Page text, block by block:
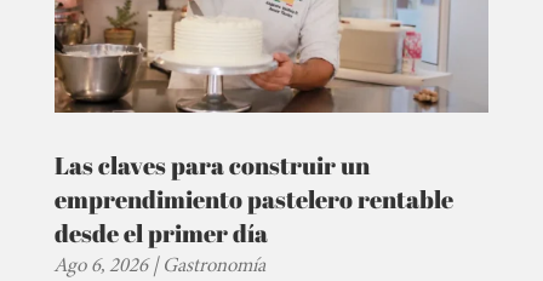
Las claves para construir un
emprendimiento pastelero rentable
desde el primer día
Ago 6, 2026|Gastronomía